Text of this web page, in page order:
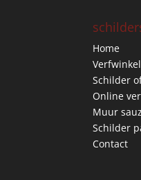
Home
Verfwinkel
Schilder
Online
Muur
Schilder
Contact